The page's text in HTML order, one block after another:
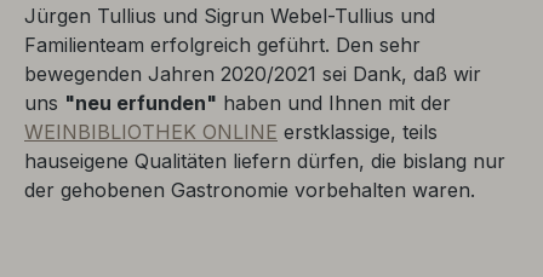
Jürgen Tullius und Sigrun Webel-Tullius und
Familienteam erfolgreich geführt. Den sehr
bewegenden Jahren 2020/2021 sei Dank, daß wir
uns "neu erfunden" haben und Ihnen mit der
WEINBIBLIOTHEK ONLINE erstklassige, teils
hauseigene Qualitäten liefern dürfen, die bislang nur
der gehobenen Gastronomie vorbehalten waren.